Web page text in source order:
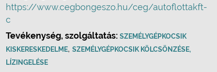
https://www.cegbongeszo.hu/ceg/autoflottakft-
c
Tevékenység, szolgáltatás: SZEMÉLYGÉPKOCSIK
KISKERESKEDELME, SZEMÉLYGÉPKOCSIK KÖLCSÖNZÉSE,
LÍZINGELÉSE